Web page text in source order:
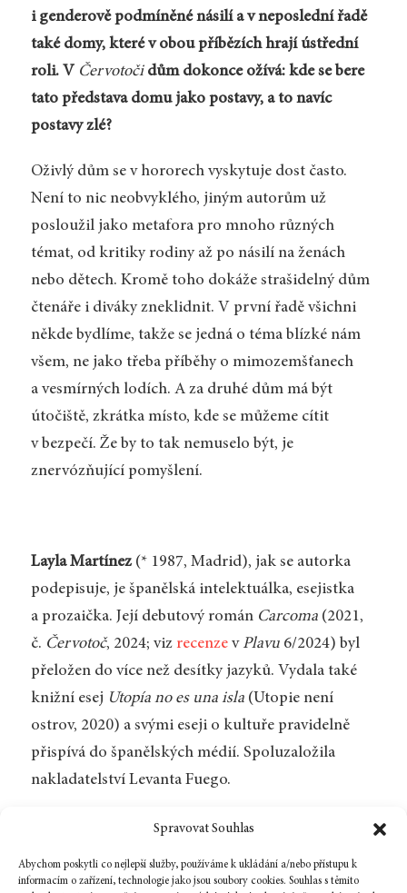
Spravovat Souhlas
Abychom poskytli co nejlepší služby, používáme k ukládání a/nebo přístupu k
informacím o zařízení, technologie jako jsou soubory cookies. Souhlas s těmito
i genderově podmíněné násilí a v neposlední řadě
také domy, které v obou příbězích hrají ústřední
roli. V Červotočidům dokonce ožívá: kde se bere
tato představa domu jako postavy, a to navíc
postavy zlé?
Oživlý dům se v hororech vyskytuje dost často.
Není to nic neobvyklého, jiným autorům už
posloužil jako metafora pro mnoho různých
témat, od kritiky rodiny až po násilí na ženách
nebo dětech. Kromě toho dokáže strašidelný dům
čtenáře i diváky zneklidnit. V první řadě všichni
někde bydlíme, takže se jedná o téma blízké nám
všem, ne jako třeba příběhy o mimozemšťanech
a vesmírných lodích. A za druhé dům má být
útočiště, zkrátka místo, kde se můžeme cítit
v bezpečí. Že by to tak nemuselo být, je
znervózňující pomyšlení.
Layla Martínez(* 1987, Madrid), jak se autorka
podepisuje, je španělská intelektuálka, esejistka
a prozaička. Její debutový román Carcoma(2021,
č. Červotoč, 2024; viz recenzev Plavu6/2024) byl
přeložen do více než desítky jazyků. Vydala také
knižní esej Utopía no es una isla(Utopie není
ostrov, 2020) a svými eseji o kultuře pravidelně
přispívá do španělských médií. Spoluzaložila
nakladatelství Levanta Fuego.
Kristina Hamplová(* 1997) vystudovala
Filozofické Fakultě Univerzity Karlovy. Věnuje se